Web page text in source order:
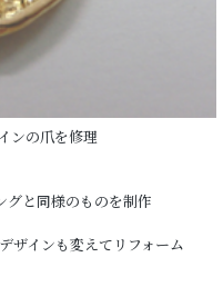
ンの爪を修理
グと同様のものを制作
ザインも変えてリフォーム